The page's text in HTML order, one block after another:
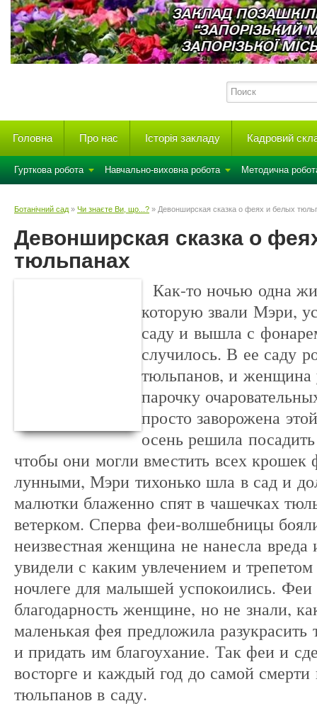
Головна Про нас Історія закладу Кадровий
Гурткова робота Навчально-виховна робота Методична
Ботанічний сад » Чи знаєте Ви, що...? » Девонширская сказка о феях и белых
Девонширская сказка о
тюльпанах
Как-то ночью одна
которую звали Мэри,
саду и вышла с
случилось. В ее саду
тюльпанов, и женщина
парочку
просто заворожена
осень решила
чтобы они могли вместить всех
лунными, Мэри тихонько шла в сад и
малютки блаженно спят в чашечках
ветерком. Сперва феи-волшебницы
неизвестная женщина не нанесла
увидели с каким увлечением и
ночлеге для малышей успокоились. Феи
благодарность женщине, но не знали,
маленькая фея предложила
и придать им благоухание. Так феи и
восторге и каждый год до самой
тюльпанов в саду.